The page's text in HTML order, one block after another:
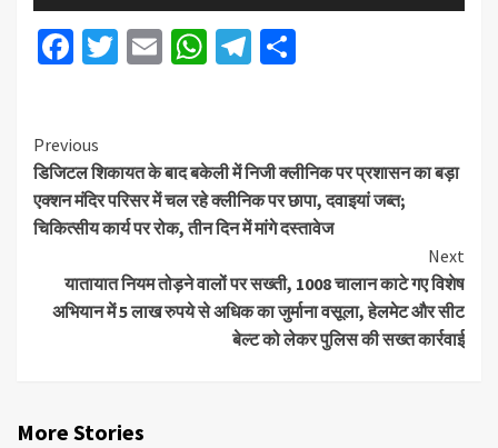
Facebook
Twitter
EmailWhatsApp
Telegram
Previous
डिजिटल शिकायत के बाद बकेली में निजी क्लीनिक पर प्रशासन का बड़ा
एक्शन मंदिर परिसर में चल रहे क्लीनिक पर छापा, दवाइयां जब्त;
चिकित्सीय कार्य पर रोक, तीन दिन में मांगे दस्तावेज
Next
यातायात नियम तोड़ने वालों पर सख्ती, 1008 चालान काटे गए विशेष
अभियान में 5 लाख रुपये से अधिक का जुर्माना वसूला, हेलमेट और सीट
बेल्ट को लेकर पुलिस की सख्त कार्रवाई
More Stories